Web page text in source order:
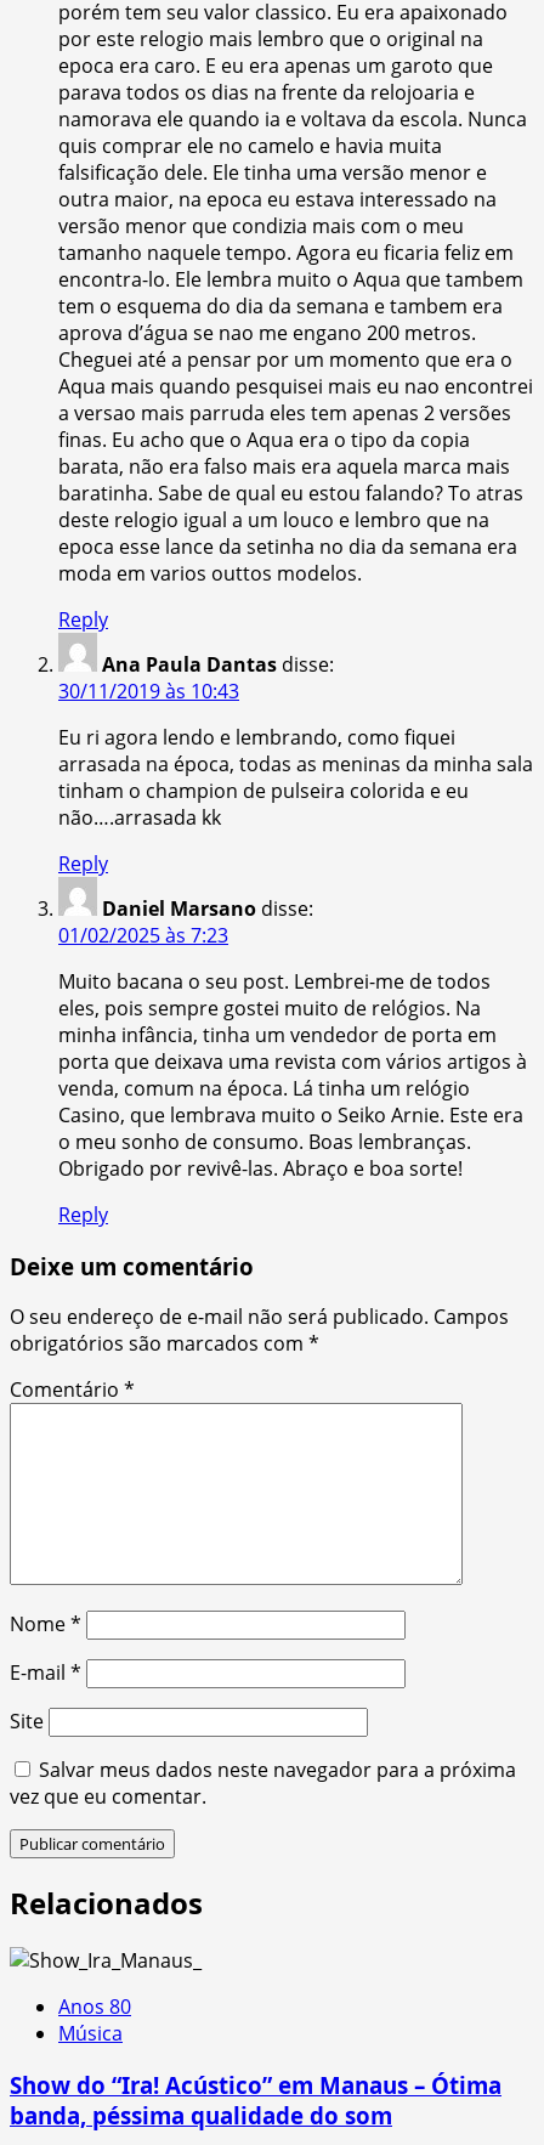
porém tem seu valor classico. Eu era apaixonado
por este relogio mais lembro que o original na
epoca era caro. E eu era apenas um garoto que
parava todos os dias na frente da relojoaria e
namorava ele quando ia e voltava da escola. Nunca
quis comprar ele no camelo e havia muita
falsificação dele. Ele tinha uma versão menor e
outra maior, na epoca eu estava interessado na
versão menor que condizia mais com o meu
tamanho naquele tempo. Agora eu ficaria feliz em
encontra-lo. Ele lembra muito o Aqua que tambem
tem o esquema do dia da semana e tambem era
aprova d’água se nao me engano 200 metros.
Cheguei até a pensar por um momento que era o
Aqua mais quando pesquisei mais eu nao encontrei
a versao mais parruda eles tem apenas 2 versões
finas. Eu acho que o Aqua era o tipo da copia
barata, não era falso mais era aquela marca mais
baratinha. Sabe de qual eu estou falando? To atras
deste relogio igual a um louco e lembro que na
epoca esse lance da setinha no dia da semana era
moda em varios outtos modelos.
Reply
Ana Paula Dantas disse:
30/11/2019 às 10:43
Eu ri agora lendo e lembrando, como fiquei
arrasada na época, todas as meninas da minha sala
tinham o champion de pulseira colorida e eu
não….arrasada kk
Reply
Daniel Marsano disse:
01/02/2025 às 7:23
Muito bacana o seu post. Lembrei-me de todos
eles, pois sempre gostei muito de relógios. Na
minha infância, tinha um vendedor de porta em
porta que deixava uma revista com vários artigos à
venda, comum na época. Lá tinha um relógio
Casino, que lembrava muito o Seiko Arnie. Este era
o meu sonho de consumo. Boas lembranças.
Obrigado por revivê-las. Abraço e boa sorte!
Reply
Deixe um comentário
O seu endereço de e-mail não será publicado. Campos
obrigatórios são marcados com *
Comentário *
Nome*
E-mail *
Site
Salvar meus dados neste navegador para a próxima
vez que eu comentar.
Relacionados
Anos 80
Música
Show do “Ira! Acústico” em Manaus – Ótima
banda, péssima qualidade do som